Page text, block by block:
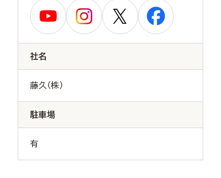
社名
藤久（株）
駐車場
有